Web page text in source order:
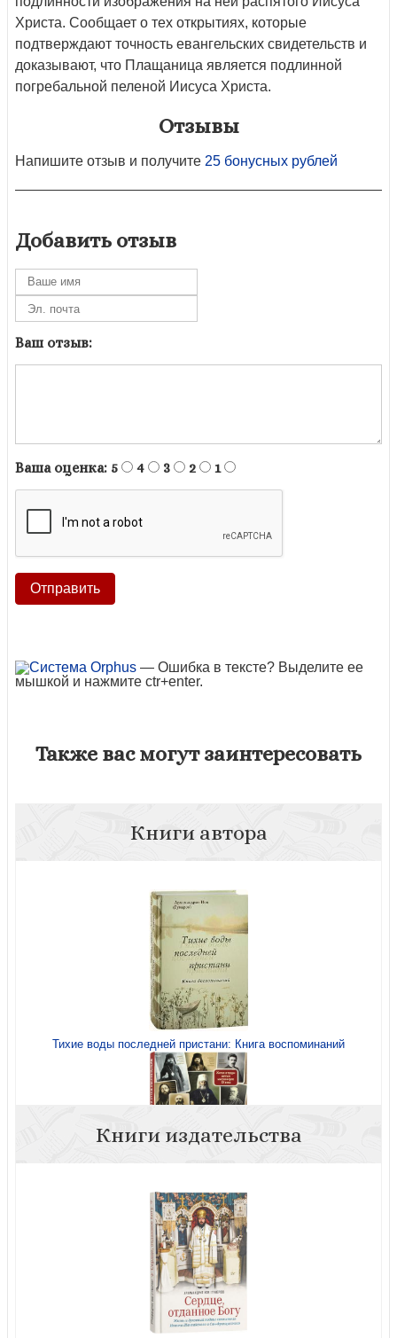
Христа. Сообщает о тех открытиях, которые
подтверждают точность евангельских свидетельств и
доказывают, что Плащаница является подлинной
погребальной пеленой Иисуса Христа.
Отзывы
Напишите отзыв и получите 25 бонусных рублей
Добавить отзыв
Ваш отзыв:
Ваша оценка: 5 4 3 2 1
— Ошибка в тексте? Выделите ее
мышкой и нажмите ctr+enter.
Также вас могут заинтересовать
Книги автора
Тихие воды последней пристани: Книга воспоминаний
Идти путем апостольским. Жития и труды святых
миссионеров XX века
Книги издательства